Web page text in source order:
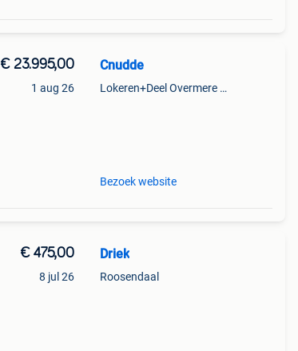
€ 23.995,00
1 aug 26
Cnudde
Lokeren+Deel Overmere En Zele
Bezoek website
€ 475,00
8 jul 26
Driek
Roosendaal